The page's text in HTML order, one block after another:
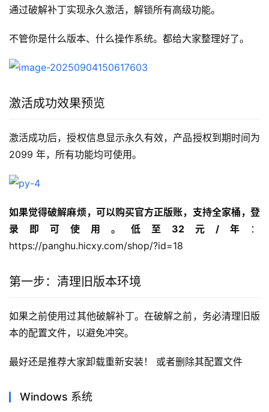
通过破解补丁实现永久激活，解锁所有高级功能。
不管你是什么版本、什么操作系统。都给大家整理好了。
激活成功效果预览
激活成功后，授权信息显示永久有效，产品授权到期时间为
2099 年，所有功能均可使用。
如果觉得破解麻烦，可以购买官方正版账，支持全家桶，登
录即可使用。低至32元/年
：
https://panghu.hicxy.com/shop/?id=18
第一步：清理旧版本环境
如果之前使用过其他破解补丁。在破解之前，务必清理旧版
本的配置文件，以避免冲突。
最好还是推荐大家卸载重新安装！ 或者删除其配置文件
Windows 系统